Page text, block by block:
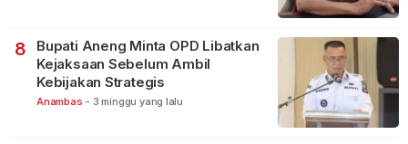
8
Bupati Aneng Minta OPD Libatkan
Kejaksaan Sebelum Ambil
Kebijakan Strategis
Anambas - 3 minggu yang lalu